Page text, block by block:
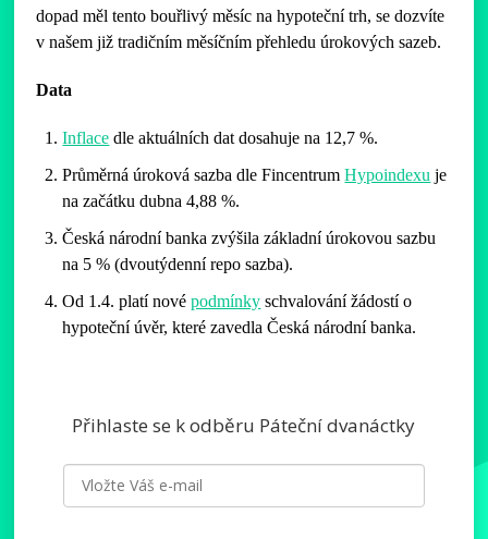
dopad měl tento bouřlivý měsíc na hypoteční trh, se dozvíte
v našem již tradičním měsíčním přehledu úrokových sazeb.
Data
Inflace dle aktuálních dat dosahuje na 12,7 %.
Průměrná úroková sazba dle FincentrumHypoindexu je
na začátku dubna 4,88 %.
Česká národní banka zvýšila základní úrokovou sazbu
na 5 % (dvoutýdenní repo sazba).
Od 1.4. platí novépodmínky schvalování žádostí o
hypoteční úvěr, které zavedla Česká národní banka.
Přihlaste se k odběru Páteční dvanáctky